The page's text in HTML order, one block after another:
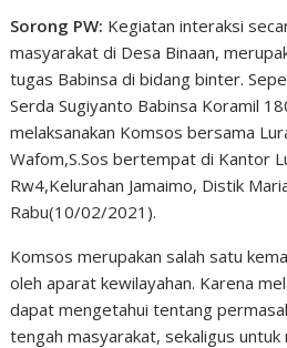
Sorong PW: Kegiatan interaksi
masyarakat di Desa Binaan,
tugas Babinsa di bidang binter.
Serda Sugiyanto Babinsa Koramil
melaksanakan Komsos bersama
Wafom,S.Sos bertempat di Kantor
Rw4,Kelurahan Jamaimo, Distik
Rabu(10/02/2021).
Komsos merupakan salah satu
oleh aparat kewilayahan. Karena
dapat mengetahui tentang
tengah masyarakat, sekaligus